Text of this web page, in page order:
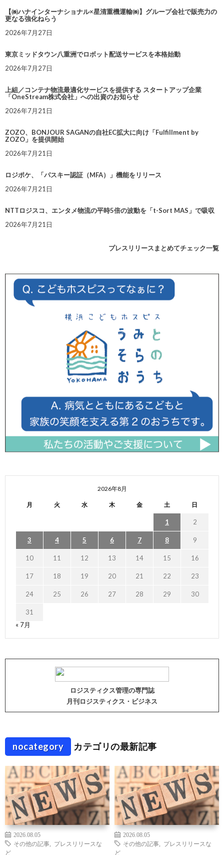
【㈱ハナインターナショナル×星清重機運輸㈱】グループ会社で販売力の
更なる強化ねらう
2026年7月27日
東京ミッドタウン八重洲でロボット配送サービスを本格始動
2026年7月27日
上組／コンテナ物流最適化サービスを提供する スタートアップ企業
「OneStream株式会社」への出資のお知らせ
2026年7月21日
ZOZO、BONJOUR SAGANの自社EC拡大に向け「Fulfillment by
ZOZO」を提供開始
2026年7月21日
ロジポケ、「パスキー認証（MFA）」機能をリリース
2026年7月21日
NTTロジスコ、エンタメ物流の平時5倍の波動を「t-Sort MAS」で吸収
2026年7月21日
プレスリリースまとめてチェック一覧
2026年8月
月 火 水 木 金 土 日
1 2
3 4 5 6 7 8 9
10 11 12 13 14 15 16
17 18 19 20 21 22 23
24 25 26 27 28 29 30
31
« 7月
ロジスティクス管理の専門誌
月刊ロジスティクス・ビジネス
nocategory カテゴリの最新記事
2026.08.05
その他の記事
プレスリリースな
ど
2026.08.05
その他の記事
プレスリリースな
ど